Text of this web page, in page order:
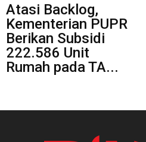
Atasi Backlog,
Kementerian PUPR
Berikan Subsidi
222.586 Unit
Rumah pada TA...